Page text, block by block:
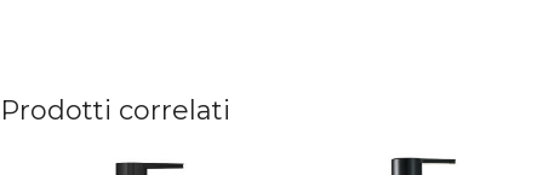
Prodotti correlati